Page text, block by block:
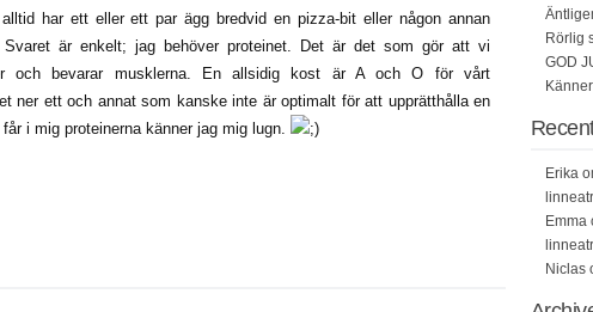
har ett eller ett par ägg bredvid en pizza-bit eller någon annan
är enkelt; jag behöver proteinet. Det är det som gör att vi
och bevarar musklerna. En allsidig kost är A och O för vårt
ner ett och annat som kanske inte är optimalt för att upprätthålla en
i mig proteinerna känner jag mig lugn.
Rörlig
GOD
Erika
Emma
Niclas